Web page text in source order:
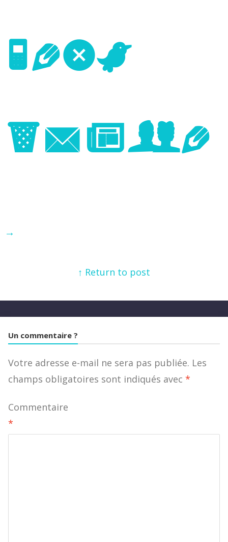
Next
Image
→
↑ Return to post
Un commentaire ?
Votre adresse e-mail ne sera pas publiée. Les
champs obligatoires sont indiqués avec *
Commentaire
*